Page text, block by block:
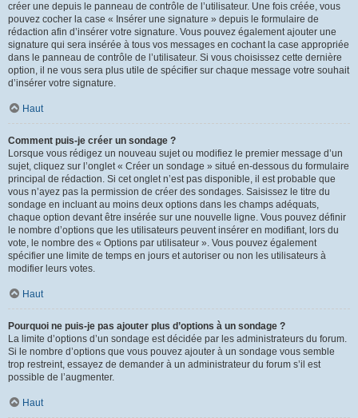
créer une depuis le panneau de contrôle de l’utilisateur. Une fois créée, vous
pouvez cocher la case « Insérer une signature » depuis le formulaire de
rédaction afin d’insérer votre signature. Vous pouvez également ajouter une
signature qui sera insérée à tous vos messages en cochant la case appropriée
dans le panneau de contrôle de l’utilisateur. Si vous choisissez cette dernière
option, il ne vous sera plus utile de spécifier sur chaque message votre souhait
d’insérer votre signature.
Haut
Comment puis-je créer un sondage ?
Lorsque vous rédigez un nouveau sujet ou modifiez le premier message d’un
sujet, cliquez sur l’onglet « Créer un sondage » situé en-dessous du formulaire
principal de rédaction. Si cet onglet n’est pas disponible, il est probable que
vous n’ayez pas la permission de créer des sondages. Saisissez le titre du
sondage en incluant au moins deux options dans les champs adéquats,
chaque option devant être insérée sur une nouvelle ligne. Vous pouvez définir
le nombre d’options que les utilisateurs peuvent insérer en modifiant, lors du
vote, le nombre des « Options par utilisateur ». Vous pouvez également
spécifier une limite de temps en jours et autoriser ou non les utilisateurs à
modifier leurs votes.
Haut
Pourquoi ne puis-je pas ajouter plus d’options à un sondage ?
La limite d’options d’un sondage est décidée par les administrateurs du forum.
Si le nombre d’options que vous pouvez ajouter à un sondage vous semble
trop restreint, essayez de demander à un administrateur du forum s’il est
possible de l’augmenter.
Haut